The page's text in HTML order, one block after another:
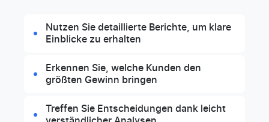
Nutzen Sie detaillierte Berichte, um klare
Einblicke zu erhalten
Erkennen Sie, welche Kunden den
größten Gewinn bringen
Treffen Sie Entscheidungen dank leicht